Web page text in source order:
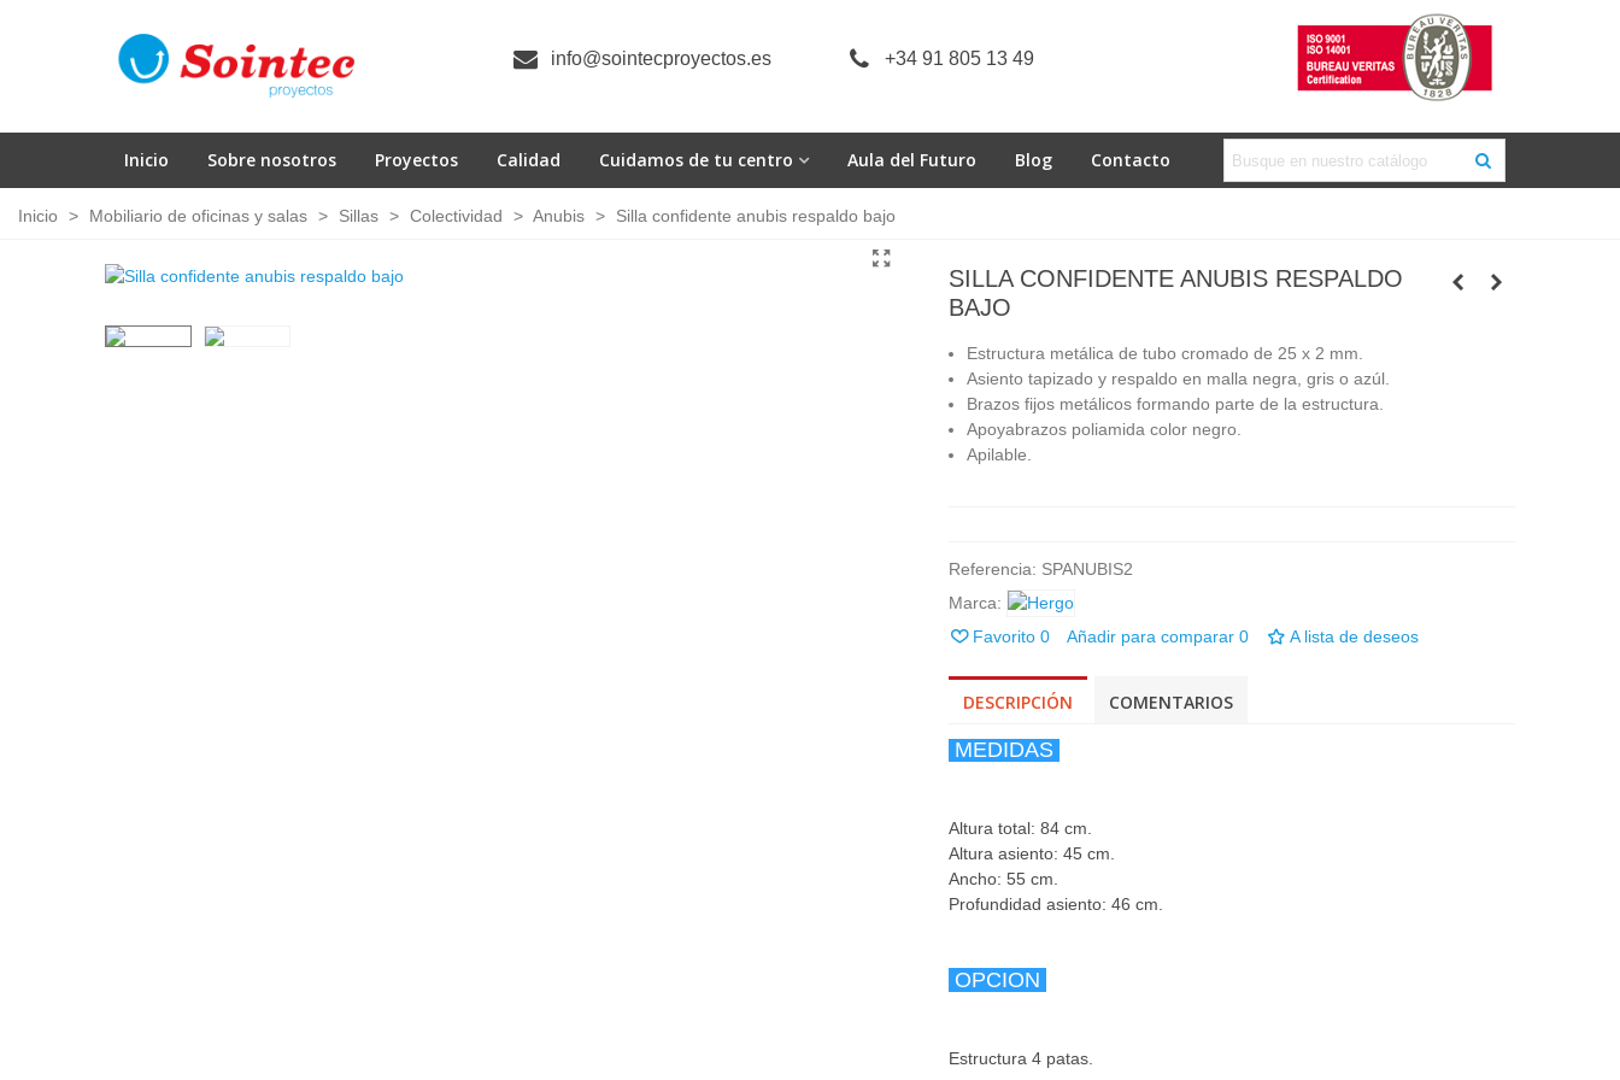
info@sointecproyectos.es +34 91 805 13 49
Inicio Sobre nosotros Proyectos Calidad Cuidamos de tu centro Aula del Futuro Blog Contacto
Inicio > Mobiliario de oficinas y salas > Sillas > Colectividad > Anubis > Silla confidente anubis respaldo bajo
SILLA CONFIDENTE ANUBIS RESPALDO
BAJO
Estructura metálica de tubo cromado de 25 x 2 mm.
Asiento tapizado y respaldo en malla negra, gris o azúl.
Brazos fijos metálicos formando parte de la estructura.
Apoyabrazos poliamida color negro.
Apilable.
Referencia: SPANUBIS2
Marca:
Favorito 0 Añadir para comparar 0 A lista de deseos
DESCRIPCIÓN COMENTARIOS
MEDIDAS
Altura total: 84 cm.
Altura asiento: 45 cm.
Ancho: 55 cm.
Profundidad asiento: 46 cm.
OPCION
Estructura 4 patas.